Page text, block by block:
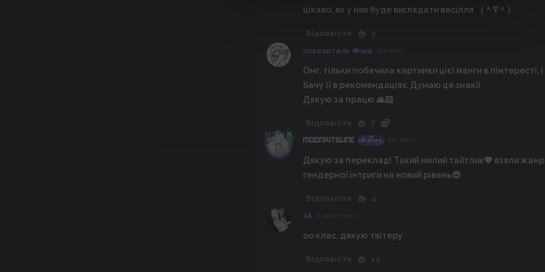
цікаво, як у них буде виглядати весілля （＾∇＾）
Відповісти 3
повелитель 👁️чка рік тому
Омг, тільки побачила картинки цієї манги в пінтересті, і
бачу її в рекомендаціях. Думаю це знак))
Дякую за працю 🙏🏻
Відповісти 7
MOONKITSUNE Відьма рік тому
Дякую за переклад! Такий милий тайтлик💖 взяли жанр
гендерної інтриги на новий рівень😎
Відповісти 4
44 2 роки тому
оо клас, дякую твітеру
Відповісти 12